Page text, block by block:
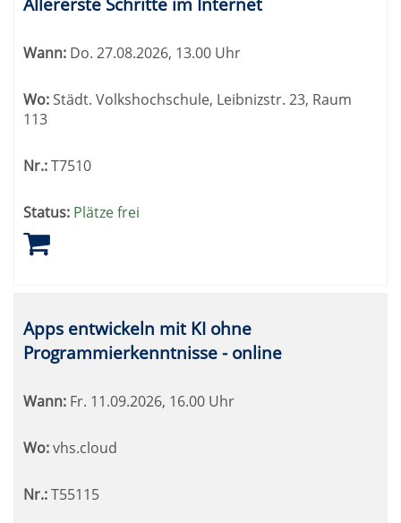
können
werden.
Wann: Do. 27.08.2026, 13.00 Uhr
Wo:Städt. Volkshochschule, Leibnizstr. 23, Raum
113
Nr.:T7510
Status: Plätze frei
Apps entwickeln mit KI ohne
Programmierkenntnisse - online
Wann: Fr. 11.09.2026, 16.00 Uhr
Wo:vhs.cloud
Nr.:T55115